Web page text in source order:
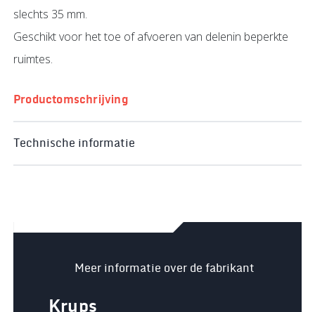
Productomschrijving
Technische informatie
Meer informatie over de fabrikant
Krups
slechts 35 mm.
Geschikt voor het toe of afvoeren van delenin beperkte
ruimtes.